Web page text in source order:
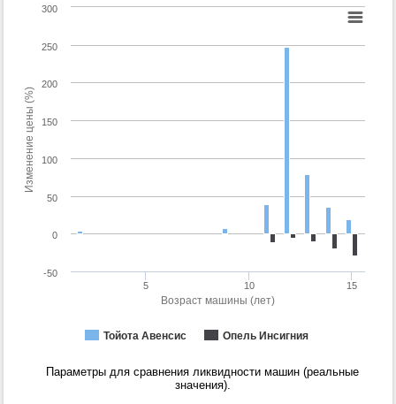
Возраст машины (лет)
Изменение цены (%)
Тойота Авенсис Опель Инсигния
5 10 15
-50
0
50
100
150
200
250
300
Параметры для сравнения ликвидности машин (реальные
значения).